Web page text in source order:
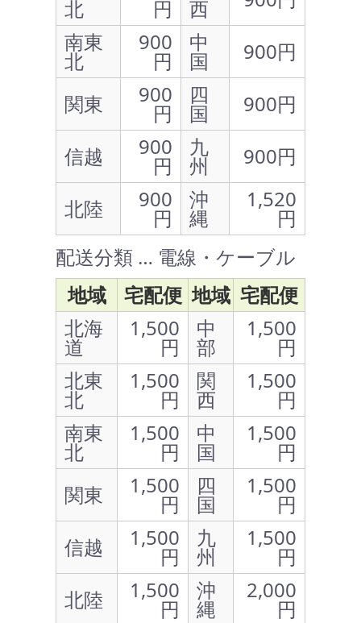
北 円 西
南東
北
900
円
中
国
900円
関東
900
円
四
国
900円
信越
900
円
九
州
900円
北陸
900
円
沖
縄
1,520
円
配送分類 … 電線・ケーブル
地域
宅配便 地域 宅配便
北海
道
1,500
円
中
部
1,500
円
北東
北
1,500
円
関
西
1,500
円
南東
北
1,500
円
中
国
1,500
円
関東
1,500
円
四
国
1,500
円
信越
1,500
円
九
州
1,500
円
北陸
1,500
円
沖
縄
2,000
円